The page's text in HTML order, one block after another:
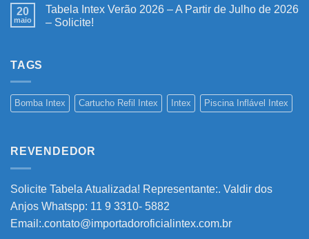
20
maio
Tabela Intex Verão 2026 – A Partir de Julho de 2026
– Solicite!
–
A
2026
TAGS
Bomba Intex Cartucho Refil Intex Intex Piscina Inflável Intex
REVENDEDOR
Solicite Tabela Atualizada! Representante:. Valdir dos
Anjos Whatspp: 11 9 3310- 5882
Email:.contato@importadoroficialintex.com.br